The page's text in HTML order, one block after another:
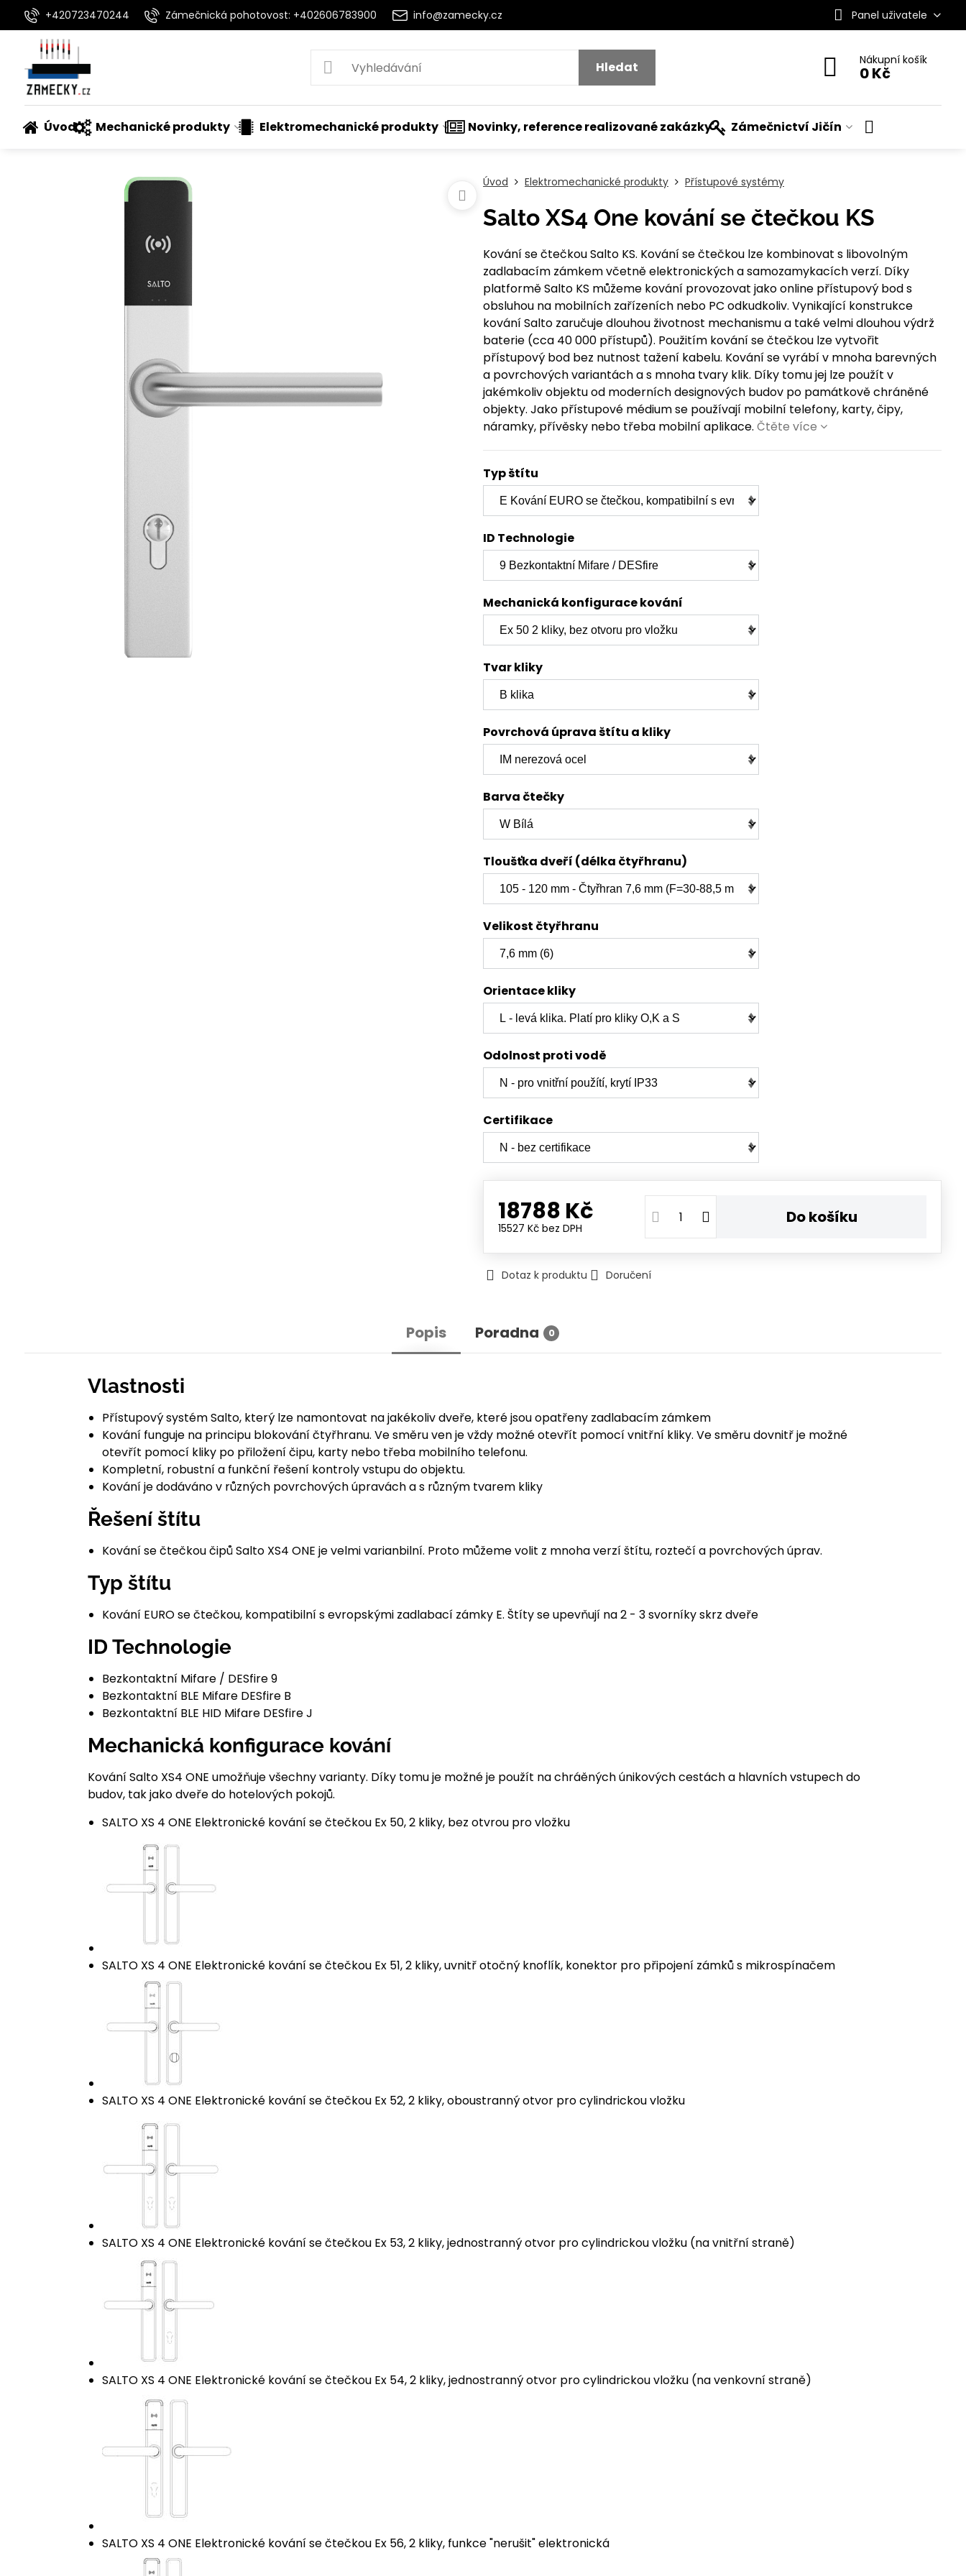
+420723470244 Zámečnická pohotovost: +402606783900 info@zamecky.cz Panel uživatele
Hledat Nákupní košík
0 Kč
Úvod Mechanické produkty Elektromechanické produkty Novinky, reference realizované zakázky Zámečnictví Jičín
Úvod Elektromechanické produkty Přístupové systémy
Salto XS4 One kování se čtečkou KS
Kování se čtečkou Salto KS. Kování se čtečkou lze kombinovat s libovolným
zadlabacím zámkem včetně elektronických a samozamykacích verzí. Díky
platformě Salto KS můžeme kování provozovat jako online přístupový bod s
obsluhou na mobilních zařízeních nebo PC odkudkoliv. Vynikající konstrukce
kování Salto zaručuje dlouhou životnost mechanismu a také velmi dlouhou výdrž
baterie (cca 40 000 přístupů). Použitím kování se čtečkou lze vytvořit
přístupový bod bez nutnost tažení kabelu. Kování se vyrábí v mnoha barevných
a povrchových variantách a s mnoha tvary klik. Díky tomu jej lze použít v
jakémkoliv objektu od moderních designových budov po památkově chráněné
objekty. Jako přístupové médium se používají mobilní telefony, karty, čipy,
náramky, přívěsky nebo třeba mobilní aplikace. Čtěte více
Typ štítu
ID Technologie
Mechanická konfigurace kování
Tvar kliky
Povrchová úprava štítu a kliky
Barva čtečky
Tloušťka dveří (délka čtyřhranu)
Velikost čtyřhranu
Orientace kliky
Odolnost proti vodě
Certifikace
18788 Kč
15527 Kč bez DPH
Do košíku
Dotaz k produktu Doručení
Popis Poradna 0
Vlastnosti
Přístupový systém Salto, který lze namontovat na jakékoliv dveře, které jsou opatřeny zadlabacím zámkem
Kování funguje na principu blokování čtyřhranu. Ve směru ven je vždy možné otevřít pomocí vnitřní kliky. Ve směru dovnitř je možné
otevřít pomocí kliky po přiložení čipu, karty nebo třeba mobilního telefonu.
Kompletní, robustní a funkční řešení kontroly vstupu do objektu.
Kování je dodáváno v různých povrchových úpravách a s různým tvarem kliky
Řešení štítu
Kování se čtečkou čipů Salto XS4 ONE je velmi varianbilní. Proto můžeme volit z mnoha verzí štítu, roztečí a povrchových úprav.
Typ štítu
Kování EURO se čtečkou, kompatibilní s evropskými zadlabací zámky E. Štíty se upevňují na 2 - 3 svorníky skrz dveře
ID Technologie
Bezkontaktní Mifare / DESfire 9
Bezkontaktní BLE Mifare DESfire B
Bezkontaktní BLE HID Mifare DESfire J
Mechanická konfigurace kování
Kování Salto XS4 ONE umožňuje všechny varianty. Díky tomu je možné je použít na chráěných únikových cestách a hlavních vstupech do
budov, tak jako dveře do hotelových pokojů.
SALTO XS 4 ONE Elektronické kování se čtečkou Ex 50, 2 kliky, bez otvrou pro vložku
SALTO XS 4 ONE Elektronické kování se čtečkou Ex 51, 2 kliky, uvnitř otočný knoflík, konektor pro připojení zámků s mikrospínačem
SALTO XS 4 ONE Elektronické kování se čtečkou Ex 52, 2 kliky, oboustranný otvor pro cylindrickou vložku
SALTO XS 4 ONE Elektronické kování se čtečkou Ex 53, 2 kliky, jednostranný otvor pro cylindrickou vložku (na vnitřní straně)
SALTO XS 4 ONE Elektronické kování se čtečkou Ex 54, 2 kliky, jednostranný otvor pro cylindrickou vložku (na venkovní straně)
SALTO XS 4 ONE Elektronické kování se čtečkou Ex 56, 2 kliky, funkce "nerušit" elektronická